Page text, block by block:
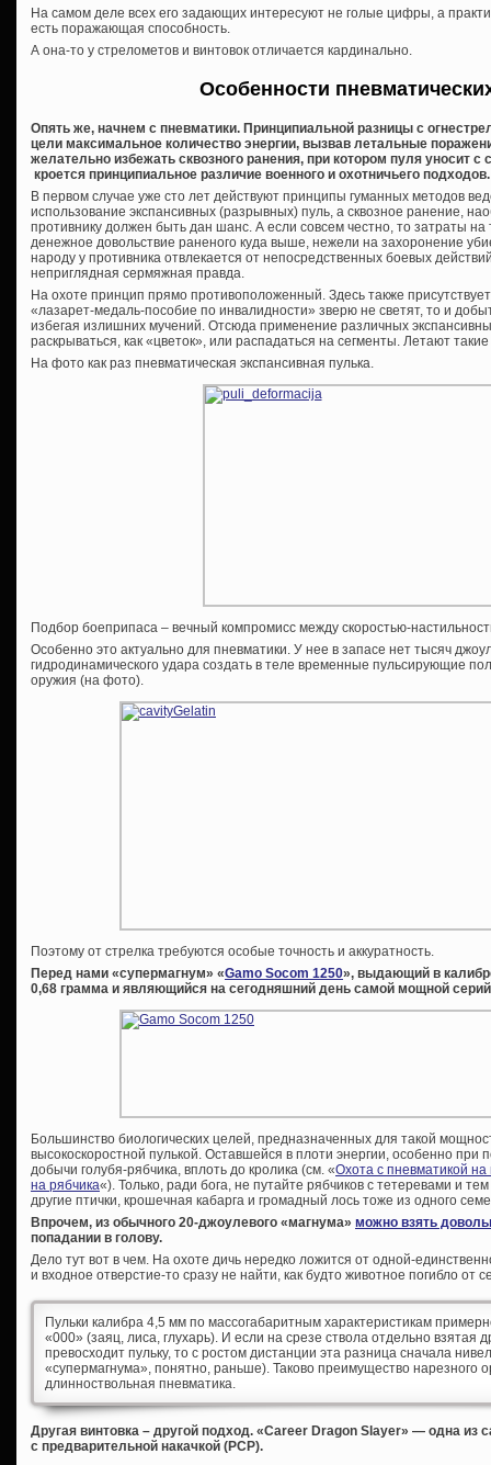
На самом деле всех его задающих интересуют не голые цифры, а
есть поражающая способность.
А она-то у стрелометов и винтовок отличается кардинально.
Особенности
Опять же, начнем с пневматики. Принципиальной разницы с
цели максимальное количество энергии, вызвав летальные
желательно избежать сквозного ранения, при котором пуля уносит с
кроется принципиальное различие военного и охотничьего подходов.
В первом случае уже сто лет действуют принципы гуманных методов
использование экспансивных (разрывных) пуль, а сквозное ранение,
противнику должен быть дан шанс. А если совсем честно, то затраты
денежное довольствие раненого куда выше, нежели на захоронение
народу у противника отвлекается от непосредственных боевых
неприглядная сермяжная правда.
На охоте принцип прямо противоположенный. Здесь также
«лазарет-медаль-пособие по инвалидности» зверю не светят, то и
избегая излишних мучений. Отсюда применение различных
раскрываться, как «цветок», или распадаться на сегменты. Летают
На фото как раз пневматическая экспансивная пулька.
Подбор боеприпаса – вечный компромисс между скоростью-
Особенно это актуально для пневматики. У нее в запасе нет тысяч
гидродинамического удара создать в теле временные пульсирующие
оружия (на фото).
Поэтому от стрелка требуются особые точность и аккуратность.
Перед нами «супермагнум» «Gamo Socom 1250», выдающий в
0,68 грамма и являющийся на сегодняшний день самой мощной
Большинство биологических целей, предназначенных для такой
высокоскоростной пулькой. Оставшейся в плоти энергии, особенно при
добычи голубя-рябчика, вплоть до кролика (см. «Охота с пневматикой на
на рябчика«). Только, ради бога, не путайте рябчиков с тетеревами и
другие птички, крошечная кабарга и громадный лось тоже из одного
Впрочем, из обычного 20-джоулевого «магнума» можно взять
попадании в голову.
Дело тут вот в чем. На охоте дичь нередко ложится от одной-
и входное отверстие-то сразу не найти, как будто животное погибло от
Пульки калибра 4,5 мм по массогабаритным характеристикам
«000» (заяц, лиса, глухарь). И если на срезе ствола отдельно взятая
превосходит пульку, то с ростом дистанции эта разница сначала
«супермагнума», понятно, раньше). Таково преимущество нарезного
длинноствольная пневматика.
Другая винтовка – другой подход. «Career Dragon Slayer» — одна
с предварительной накачкой (PCP).